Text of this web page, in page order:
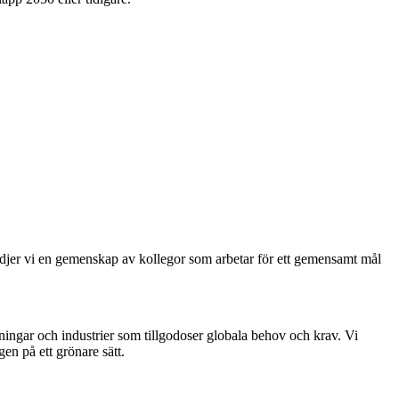
vi en gemenskap av kollegor som arbetar för ett gemensamt mål
och industrier som tillgodoser globala behov och krav. Vi
på ett grönare sätt.